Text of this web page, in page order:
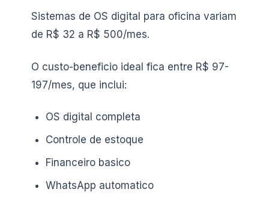
Sistemas de OS digital para oficina variam
de R$ 32 a R$ 500/mes.
O custo-beneficio ideal fica entre R$ 97-
197/mes, que inclui:
OS digital completa
Controle de estoque
Financeiro basico
WhatsApp automatico